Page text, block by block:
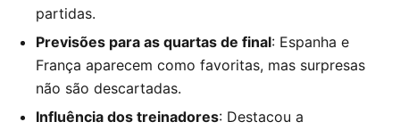
partidas.
Previsões para as quartas de final: Espanha e
França aparecem como favoritas, mas surpresas
não são descartadas.
Influência dos treinadores: Destacou a